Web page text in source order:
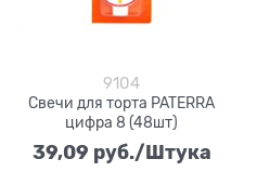
9104
Свечи для торта PATERRA
цифра 8 (48шт)
39,09 руб./Штука